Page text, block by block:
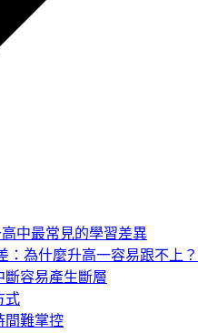
中最常見的學習差異
：為什麼升高一容易跟不上？
斷容易產生斷層
式
間難掌控